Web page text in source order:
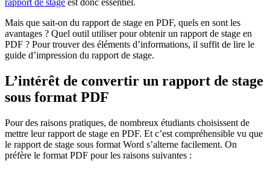
rapport de stage est donc essentiel.
Mais que sait-on du rapport de stage en PDF, quels en sont les
avantages ? Quel outil utiliser pour obtenir un rapport de stage en
PDF ? Pour trouver des éléments d’informations, il suffit de lire le
guide d’impression du rapport de stage.
L’intérêt de convertir un rapport de stage
sous format PDF
Pour des raisons pratiques, de nombreux étudiants choisissent de
mettre leur rapport de stage en PDF. Et c’est compréhensible vu que
le rapport de stage sous format Word s’alterne facilement. On
préfère le format PDF pour les raisons suivantes :